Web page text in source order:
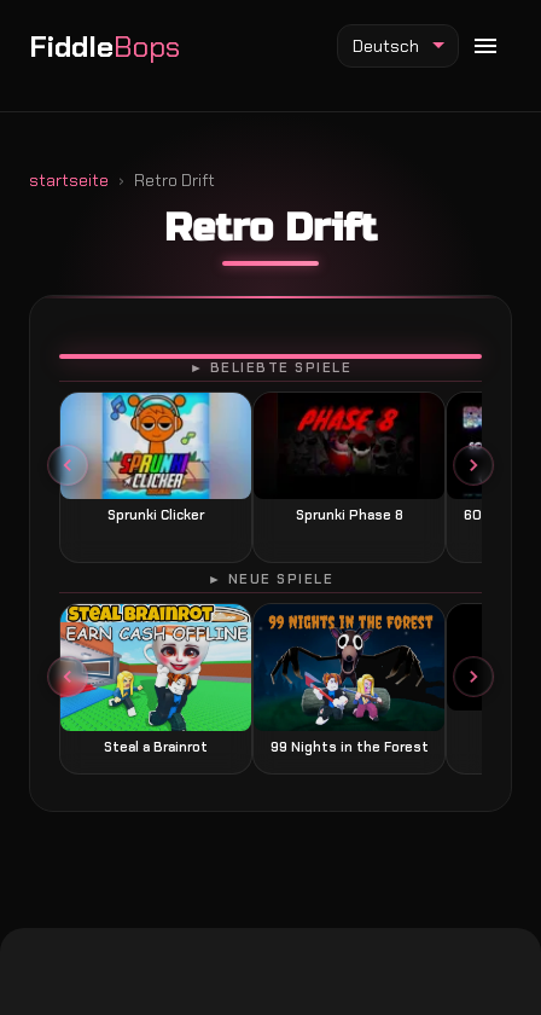
FiddleBops
Fiddlebops Mod
Incredibox Mod
Sprunki Mod
Deutsch
startseite Retro Drift
Retro Drift
► BELIEBTE SPIELE
Sprunki Clicker Sprunki Phase 8 60
SPIELEN
► NEUE SPIELE
Steal a Brainrot 99 Nights in the Forest